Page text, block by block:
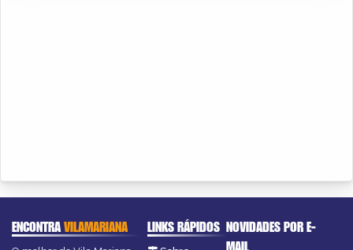
ENCONTRAVILAMARIANA LINKS RÁPIDOS NOVIDADES POR E-
MAIL